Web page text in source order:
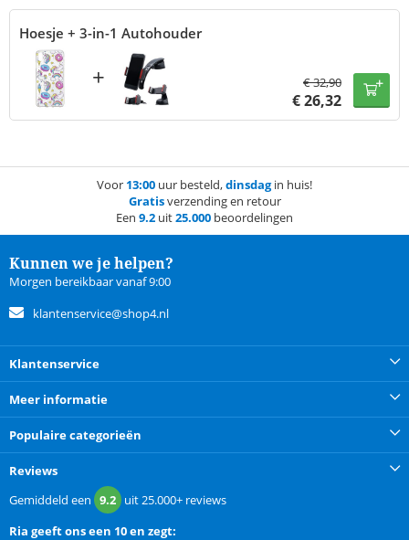
Hoesje + 3-in-1 Autohouder
+ €32,90
€26,32
Voor 13:00 uur besteld,dinsdagin huis!
Gratisverzending en retour
Een 9.2 uit25.000 beoordelingen
Kunnen we je helpen?
Morgen bereikbaar vanaf 9:00
klantenservice@shop4.nl
Klantenservice
Meer informatie
Populaire categorieën
Reviews
Gemiddeld een 9.2 uit25.000+ reviews
Ria geeft ons een 10 en zegt: